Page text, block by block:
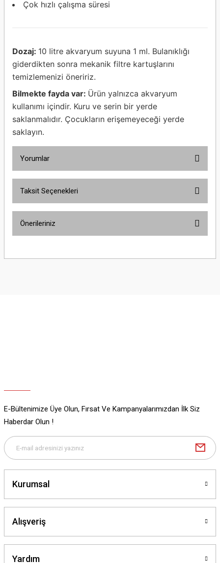
Çok hızlı çalışma süresi
Dozaj: 10 litre akvaryum suyuna 1 ml. Bulanıklığı
giderdikten sonra mekanik filtre kartuşlarını
temizlemenizi öneririz.
Bilmekte fayda var: Ürün yalnızca akvaryum
kullanımı içindir. Kuru ve serin bir yerde
saklanmalıdır. Çocukların erişemeyeceği yerde
saklayın.
Yorumlar
Taksit Seçenekleri
Önerileriniz
yetersiz gördüğünüz noktaları öneri formunu kullanarak tarafımıza
E-Bültenimize Üye Olun, Fırsat Ve Kampanyalarımızdan İlk Siz
Haberdar Olun !
Kurumsal
Alışveriş
Yardım